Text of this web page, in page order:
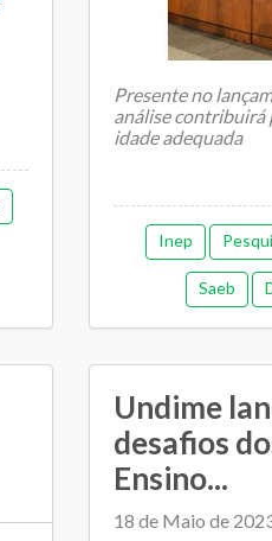
Presente no
análise contribuirá
idade adequada
O presidente da
Inep
Saeb
Undime
desafios
Ensino...
18 de Maio de